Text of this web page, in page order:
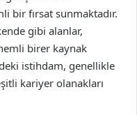
bir fırsat sunmaktadır.
gibi alanlar,
birer kaynak
istihdam, genellikle
kariyer olanakları